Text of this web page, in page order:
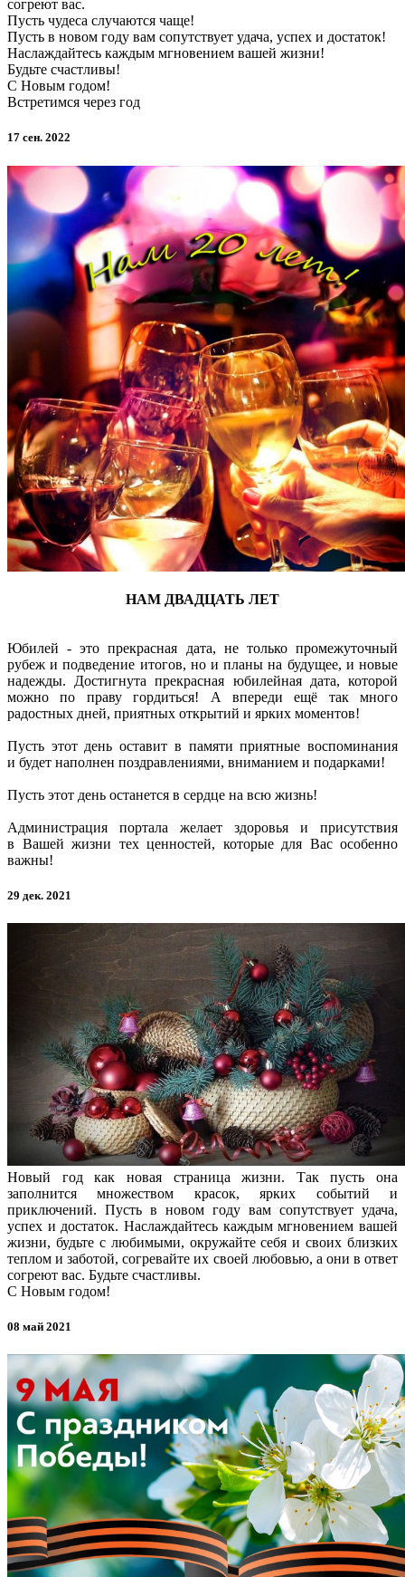
согреют вас.
Пусть чудеса случаются чаще!
Пусть в новом году вам сопутствует удача, успех и достаток!
Наслаждайтесь каждым мгновением вашей жизни!
Будьте счастливы!
С Новым годом!
Встретимся через год
17 сен. 2022
НАМ ДВАДЦАТЬ ЛЕТ
Юбилей - это прекрасная дата, не только промежуточный
рубеж и подведение итогов, но и планы на будущее, и новые
надежды. Достигнута прекрасная юбилейная дата, которой
можно по праву гордиться! А впереди ещё так много
радостных дней, приятных открытий и ярких моментов!
Пусть этот день оставит в памяти приятные воспоминания
и будет наполнен поздравлениями, вниманием и подарками!
Пусть этот день останется в сердце на всю жизнь!
Администрация портала желает здоровья и присутствия
в Вашей жизни тех ценностей, которые для Вас особенно
важны!
29 дек. 2021
Новый год как новая страница жизни. Так пусть она
заполнится множеством красок, ярких событий и
приключений. Пусть в новом году вам сопутствует удача,
успех и достаток. Наслаждайтесь каждым мгновением вашей
жизни, будьте с любимыми, окружайте себя и своих близких
теплом и заботой, согревайте их своей любовью, а они в ответ
согреют вас. Будьте счастливы.
С Новым годом!
08 май 2021